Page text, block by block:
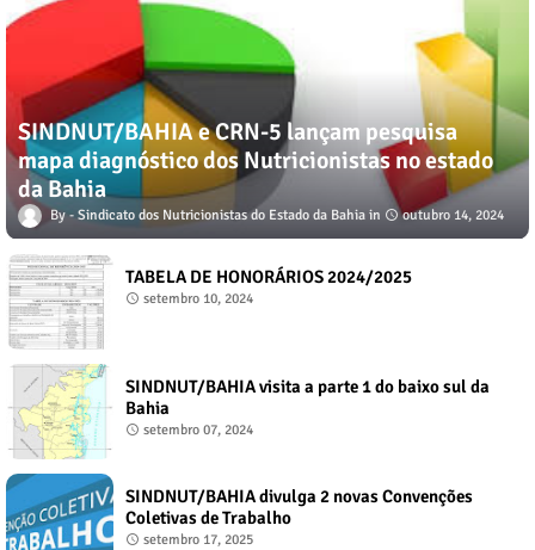
SINDNUT/BAHIA e CRN-5 lançam pesquisa
mapa diagnóstico dos Nutricionistas no estado
da Bahia
Sindicato dos Nutricionistas do Estado da Bahia outubro 14, 2024
TABELA DE HONORÁRIOS 2024/2025
setembro 10, 2024
SINDNUT/BAHIA visita a parte 1 do baixo sul da
Bahia
setembro 07, 2024
SINDNUT/BAHIA divulga 2 novas Convenções
Coletivas de Trabalho
setembro 17, 2025